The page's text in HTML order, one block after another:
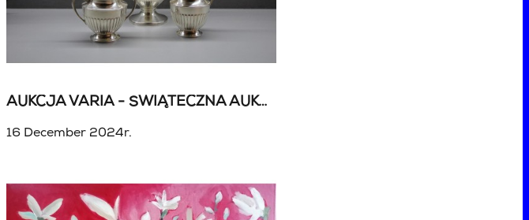
AUKCJA VARIA - ŚWIĄTECZNA AUKCJA WYPRZEDAŻOWA
16 December 2024r.